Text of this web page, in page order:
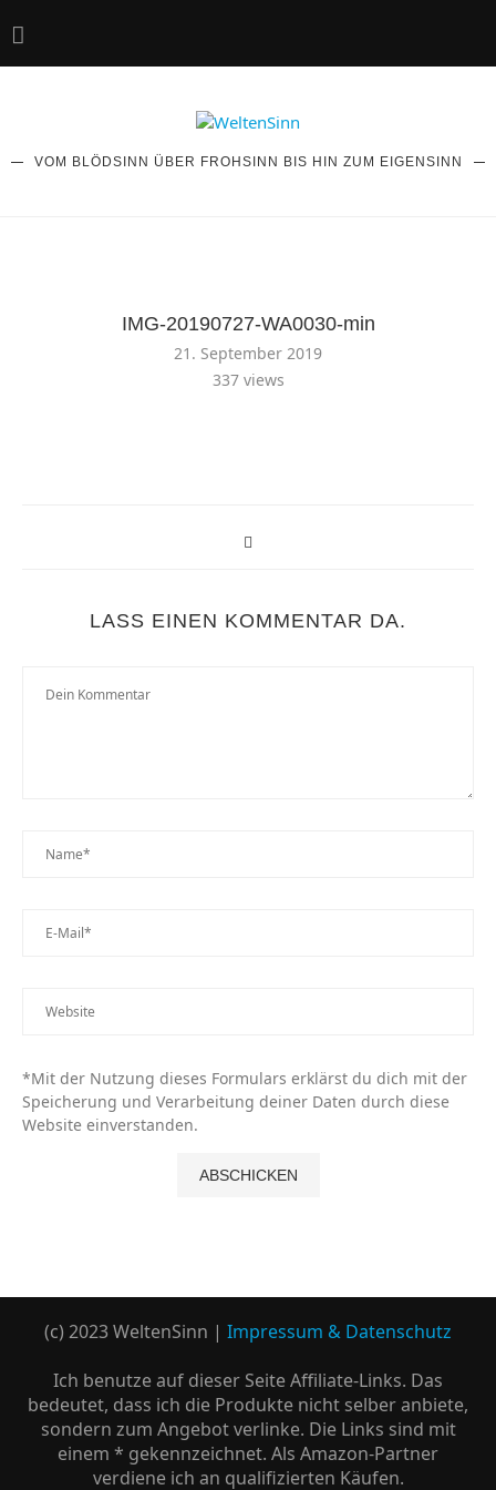
VOM BLÖDSINN ÜBER FROHSINN BIS HIN ZUM EIGENSINN
IMG-20190727-WA0030-min
21. September 2019
337views
LASS EINEN KOMMENTAR DA.
*Mit der Nutzung dieses Formulars erklärst du dich mit der
Speicherung und Verarbeitung deiner Daten durch diese
Website einverstanden.
(c) 2023 WeltenSinn | Impressum & Datenschutz
Ich benutze auf dieser Seite Affiliate-Links. Das
bedeutet, dass ich die Produkte nicht selber anbiete,
sondern zum Angebot verlinke. Die Links sind mit
einem * gekennzeichnet. Als Amazon-Partner
verdiene ich an qualifizierten Käufen.